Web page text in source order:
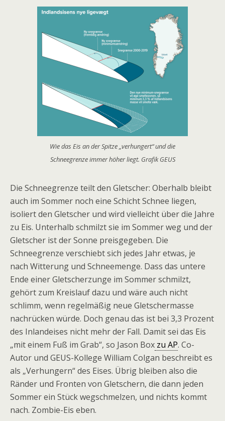
Wie das Eis an der Spitze „verhungert“ und die
Schneegrenze immer höher liegt. Grafik GEUS
Die Schneegrenze teilt den Gletscher: Oberhalb bleibt
auch im Sommer noch eine Schicht Schnee liegen,
isoliert den Gletscher und wird vielleicht über die Jahre
zu Eis. Unterhalb schmilzt sie im Sommer weg und der
Gletscher ist der Sonne preisgegeben. Die
Schneegrenze verschiebt sich jedes Jahr etwas, je
nach Witterung und Schneemenge. Dass das untere
Ende einer Gletscherzunge im Sommer schmilzt,
gehört zum Kreislauf dazu und wäre auch nicht
schlimm, wenn regelmäßig neue Gletschermasse
nachrücken würde. Doch genau das ist bei 3,3 Prozent
des Inlandeises nicht mehr der Fall. Damit sei das Eis
„mit einem Fuß im Grab“, so Jason Box zu AP. Co-
Autor und GEUS-Kollege William Colgan beschreibt es
als „Verhungern“ des Eises. Übrig bleiben also die
Ränder und Fronten von Gletschern, die dann jeden
Sommer ein Stück wegschmelzen, und nichts kommt
nach. Zombie-Eis eben.